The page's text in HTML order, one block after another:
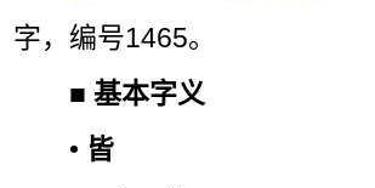
字，编号1465。
■基本字义
• 皆